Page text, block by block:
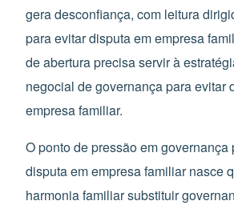
gera desconfiança, com leitura
para evitar disputa em empresa
de abertura precisa servir à
negocial de governança para evitar
empresa familiar.
O ponto de pressão em governança
disputa em empresa familiar nasce
harmonia familiar substituir